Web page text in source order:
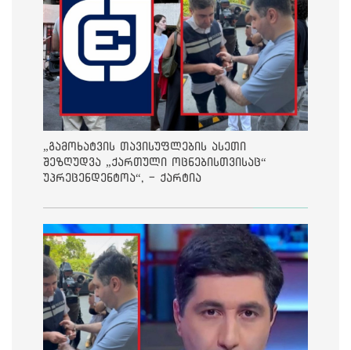
„გამოხატვის თავისუფლების ასეთი
შეზღუდვა „ქართული ოცნებისთვისაც“
უპრეცენდენტოა“, - ქარტია